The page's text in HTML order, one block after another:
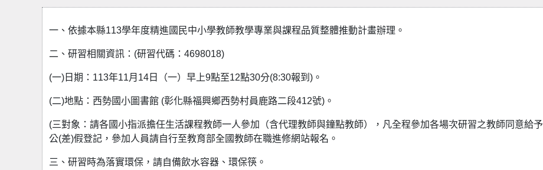
一、依據本縣113學年度精進國民中小學教師教學專業與課程品質整體推動計畫辦理。
二、研習相關資訊：(研習代碼：4698018)
(一)日期：113年11月14日（一）早上9點至12點30分(8:30報到)。
(二)地點：西勢國小圖書館 (彰化縣福興鄉西勢村員鹿路二段412號)。
(三對象：請各國小指派擔任生活課程教師一人參加（含代理教師與鐘點教師），凡全程參加各場次研習之教師同意給予
公(差)假登記，參加人員請自行至教育部全國教師在職進修網站報名。
三、研習時為落實環保，請自備飲水容器、環保筷。